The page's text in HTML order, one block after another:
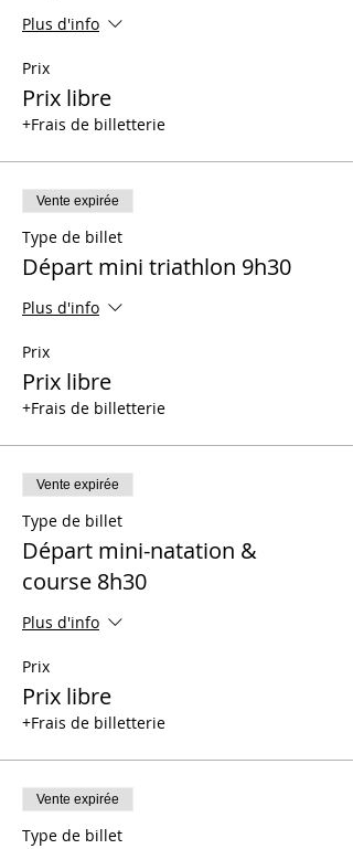
Plus d'info
Prix
Prix libre
+Frais de billetterie
Vente expirée
Type de billet
Départ mini triathlon 9h30
Plus d'info
Prix
Prix libre
+Frais de billetterie
Vente expirée
Type de billet
Départ mini-natation &
course 8h30
Plus d'info
Prix
Prix libre
+Frais de billetterie
Vente expirée
Type de billet